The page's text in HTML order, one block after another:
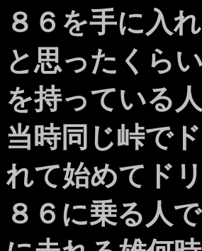
８６を手に入
と思ったくら
を持っている
当時同じ峠で
れて始めてド
８６に乗る人